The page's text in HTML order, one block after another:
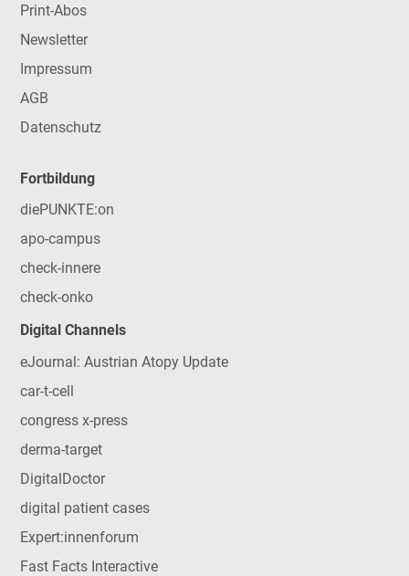
Print-Abos
Newsletter
Impressum
AGB
Datenschutz
Fortbildung
diePUNKTE:on
apo-campus
check-innere
check-onko
Digital Channels
eJournal: Austrian Atopy Update
car-t-cell
congress x-press
derma-target
DigitalDoctor
digital patient cases
Expert:innenforum
Fast Facts Interactive